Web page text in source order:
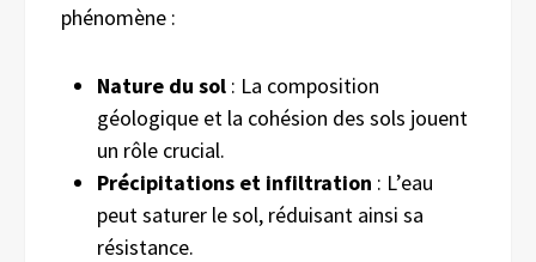
phénomène :
Nature du sol : La composition
géologique et la cohésion des sols jouent
un rôle crucial.
Précipitations et infiltration : L’eau
peut saturer le sol, réduisant ainsi sa
résistance.